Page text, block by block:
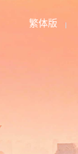
繁体版